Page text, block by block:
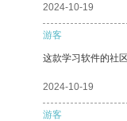
2024-10-19
游客
这款学习软件的社
2024-10-19
游客